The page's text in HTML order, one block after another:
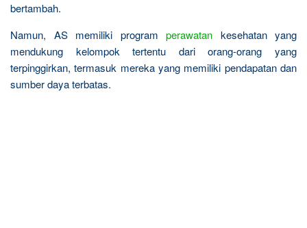
bertambah.
Namun, AS memiliki program perawatan kesehatan yang
mendukung kelompok tertentu dari orang-orang yang
terpinggirkan, termasuk mereka yang memiliki pendapatan dan
sumber daya terbatas.